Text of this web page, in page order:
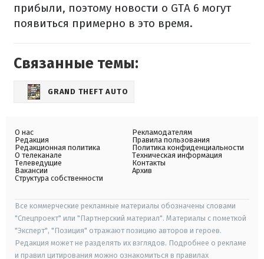
прибыли, поэтому новости о GTA 6 могут
появиться примерно в это время.
Связанные темы:
GRAND THEFT AUTO
О нас
Редакция
Редакционная политика
О телеканале
Телеведущие
Вакансии
Структура собственности
Рекламодателям
Правила пользования
Политика конфиденциальности
Техническая информация
Контакты
Архив
Все коммерческие рекламные материалы обозначены словами
"Спецпроект" или "Партнерский материал". Материалы с пометкой
"Эксперт", "Позиция" отражают позицию авторов и героев.
Редакция может не разделять их взглядов. Подробнее о рекламе
и правил цитирования можно ознакомиться в правилах